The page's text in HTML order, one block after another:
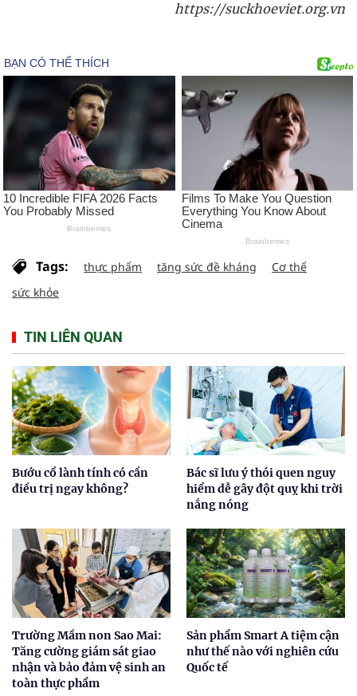
https://suckhoeviet.org.vn
Tags: thực phẩm tăng sức đề kháng
Cơ thể
sức khỏe
TIN LIÊN QUAN
Bướu cổ lành tính có cần
điều trị ngay không?
Bác sĩ lưu ý thói quen nguy
hiểm dễ gây đột quỵ khi trời
nắng nóng
Trường Mầm non Sao Mai:
Tăng cường giám sát giao
nhận và bảo đảm vệ sinh an
toàn thực phẩm
Sản phẩm Smart A tiệm cận
như thế nào với nghiên cứu
Quốc tế